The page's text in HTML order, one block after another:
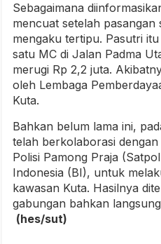
Sebagaimana
mencuat setelah pasangan
mengaku tertipu. Pasutri
satu MC di Jalan Padma
merugi Rp 2,2 juta.
oleh Lembaga
Kuta.
Bahkan belum lama ini,
telah berkolaborasi
Polisi Pamong Praja
Indonesia (BI), untuk
kawasan Kuta. Hasilnya
gabungan bahkan
(hes/sut)